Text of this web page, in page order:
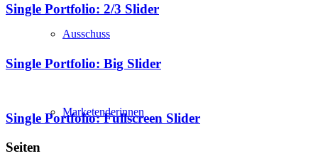
Ausschuss
Marketenderinnen
Single Portfolio: 2/3 Slider
Single Portfolio: Big Slider
Single Portfolio: Fullscreen Slider
Seiten